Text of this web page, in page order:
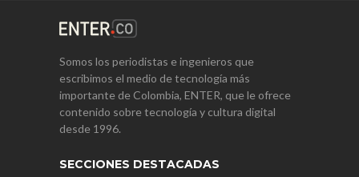
Somos los periodistas e ingenieros que
escribimos el medio de tecnología más
importante de Colombia, ENTER, que le ofrece
contenido sobre tecnología y cultura digital
desde 1996.
SECCIONES DESTACADAS